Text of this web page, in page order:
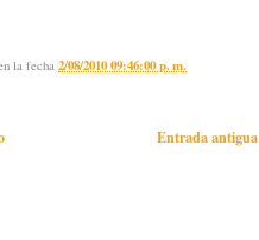
la fecha 2/08/2010 09:46:00 p. m.
Entrada antigua